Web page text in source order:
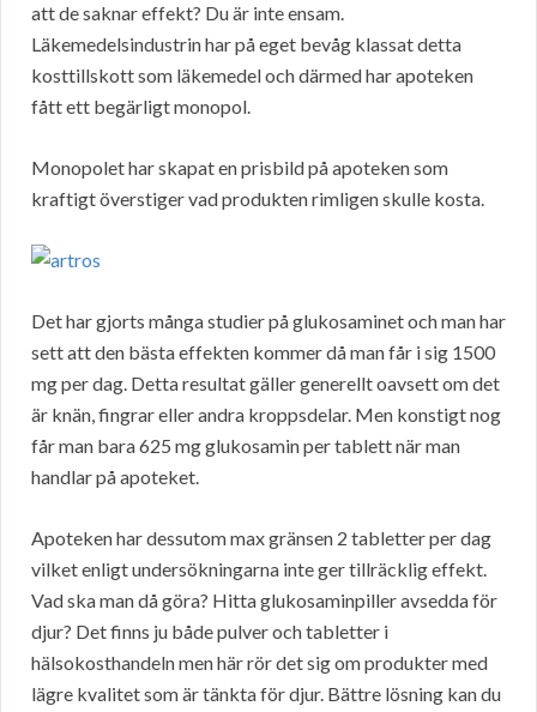
att de saknar effekt? Du är inte ensam.
Läkemedelsindustrin har på eget bevåg klassat detta
kosttillskott som läkemedel och därmed har apoteken
fått ett begärligt monopol.
Monopolet har skapat en prisbild på apoteken som
kraftigt överstiger vad produkten rimligen skulle kosta.
Det har gjorts många studier på glukosaminet och man har
sett att den bästa effekten kommer då man får i sig 1500
mg per dag. Detta resultat gäller generellt oavsett om det
är knän, fingrar eller andra kroppsdelar. Men konstigt nog
får man bara 625 mg glukosamin per tablett när man
handlar på apoteket.
Apoteken har dessutom max gränsen 2 tabletter per dag
vilket enligt undersökningarna inte ger tillräcklig effekt.
Vad ska man då göra? Hitta glukosaminpiller avsedda för
djur? Det finns ju både pulver och tabletter i
hälsokosthandeln men här rör det sig om produkter med
lägre kvalitet som är tänkta för djur. Bättre lösning kan du